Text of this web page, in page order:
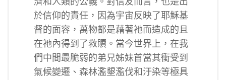
於信仰的責任，因為宇宙反映了耶穌基
督的面容，萬物都是藉著祂而造成的且
在祂內得到了救贖。當今世界上，在我
們中間最脆弱的弟兄姊妹首當其衝受到
氣候變遷、森林濫墾濫伐和汙染等極具